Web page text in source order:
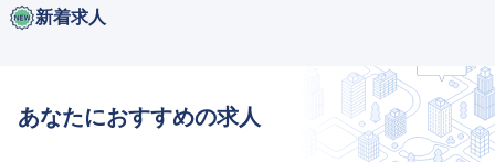
新着求人
あなたにおすすめの求人